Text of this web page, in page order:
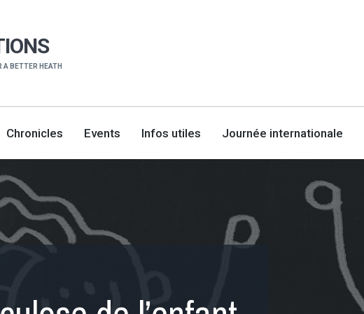
A BETTER HEATH
Chronicles Events Infos utiles Journée internationale